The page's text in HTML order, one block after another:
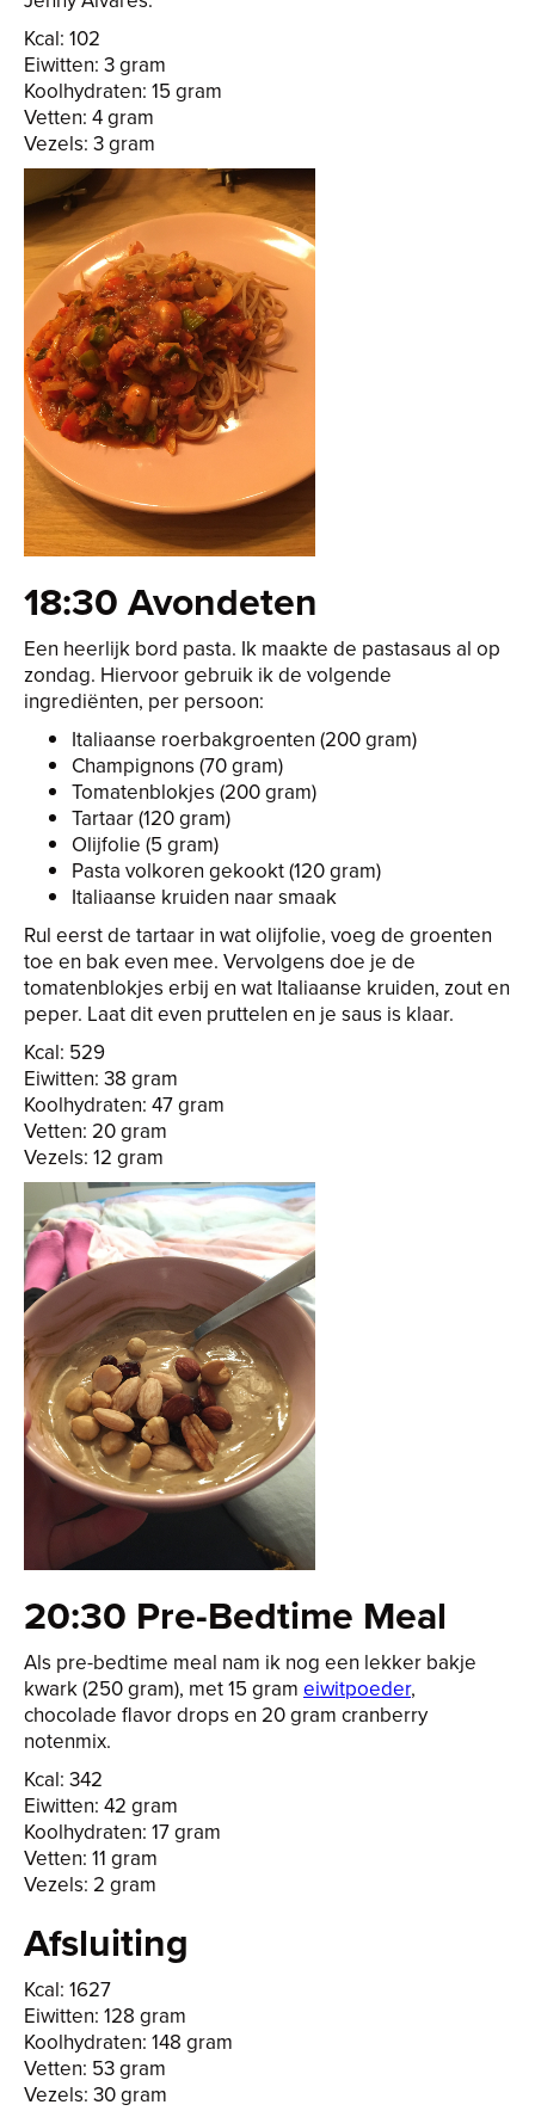
Kcal: 102
Eiwitten: 3 gram
Koolhydraten: 15 gram
Vetten: 4 gram
Vezels: 3 gram
18:30 Avondeten
Een heerlijk bord pasta. Ik maakte de pastasaus al op
zondag. Hiervoor gebruik ik de volgende
ingrediënten, per persoon:
Italiaanse roerbakgroenten (200 gram)
Champignons (70 gram)
Tomatenblokjes (200 gram)
Tartaar (120 gram)
Olijfolie (5 gram)
Pasta volkoren gekookt (120 gram)
Italiaanse kruiden naar smaak
Rul eerst de tartaar in wat olijfolie, voeg de groenten
toe en bak even mee. Vervolgens doe je de
tomatenblokjes erbij en wat Italiaanse kruiden, zout en
peper. Laat dit even pruttelen en je saus is klaar.
Kcal: 529
Eiwitten: 38 gram
Koolhydraten: 47 gram
Vetten: 20 gram
Vezels: 12 gram
20:30 Pre-Bedtime Meal
Als pre-bedtime meal nam ik nog een lekker bakje
kwark (250 gram), met 15 gram eiwitpoeder,
chocolade flavor drops en 20 gram cranberry
notenmix.
Kcal: 342
Eiwitten: 42 gram
Koolhydraten: 17 gram
Vetten: 11 gram
Vezels: 2 gram
Afsluiting
Kcal: 1627
Eiwitten: 128 gram
Koolhydraten: 148 gram
Vetten: 53 gram
Vezels: 30 gram